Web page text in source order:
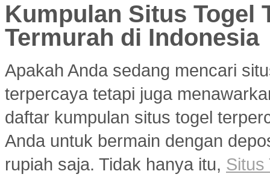
Kumpulan Situs Togel
Termurah di Indonesia
Apakah Anda sedang mencari
terpercaya tetapi juga
daftar kumpulan situs togel
Anda untuk bermain dengan
rupiah saja. Tidak hanya itu, Situs